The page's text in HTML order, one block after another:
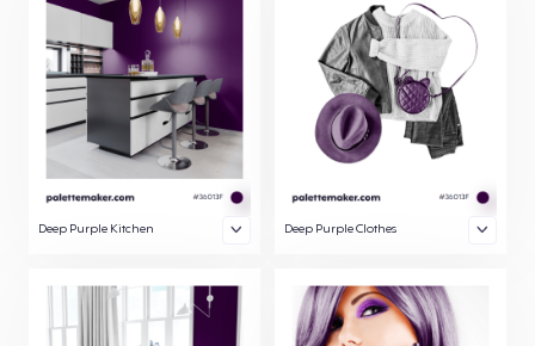
Deep Purple Kitchen Deep Purple Clothes